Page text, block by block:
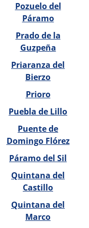
Pozuelo del
Páramo
Prado de la
Guzpeña
Priaranza del
Bierzo
Prioro
Puebla de Lillo
Puente de
Domingo Flórez
Páramo del Sil
Quintana del
Castillo
Quintana del
Marco